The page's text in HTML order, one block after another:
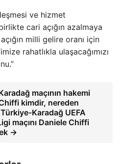
ve hizmet
cari açığın azalmaya
milli gelire oranı için
rahatlıkla ulaşacağımızı
maçının hakemi
kimdir, nereden
Karadağ UEFA
maçını Daniele Chiffi
→